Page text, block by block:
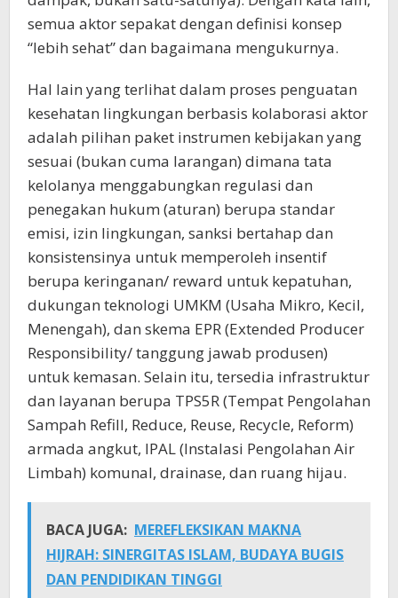
semua aktor sepakat dengan definisi konsep
“lebih sehat” dan bagaimana mengukurnya.
Hal lain yang terlihat dalam proses penguatan
kesehatan lingkungan berbasis kolaborasi aktor
adalah pilihan paket instrumen kebijakan yang
sesuai (bukan cuma larangan) dimana tata
kelolanya menggabungkan regulasi dan
penegakan hukum (aturan) berupa standar
emisi, izin lingkungan, sanksi bertahap dan
konsistensinya untuk memperoleh insentif
berupa keringanan/ reward untuk kepatuhan,
dukungan teknologi UMKM (Usaha Mikro, Kecil,
Menengah), dan skema EPR (Extended Producer
Responsibility/ tanggung jawab produsen)
untuk kemasan. Selain itu, tersedia infrastruktur
dan layanan berupa TPS5R (Tempat Pengolahan
Sampah Refill, Reduce, Reuse, Recycle, Reform)
armada angkut, IPAL (Instalasi Pengolahan Air
Limbah) komunal, drainase, dan ruang hijau.
BACA JUGA: MEREFLEKSIKAN MAKNA
HIJRAH: SINERGITAS ISLAM, BUDAYA BUGIS
DAN PENDIDIKAN TINGGI